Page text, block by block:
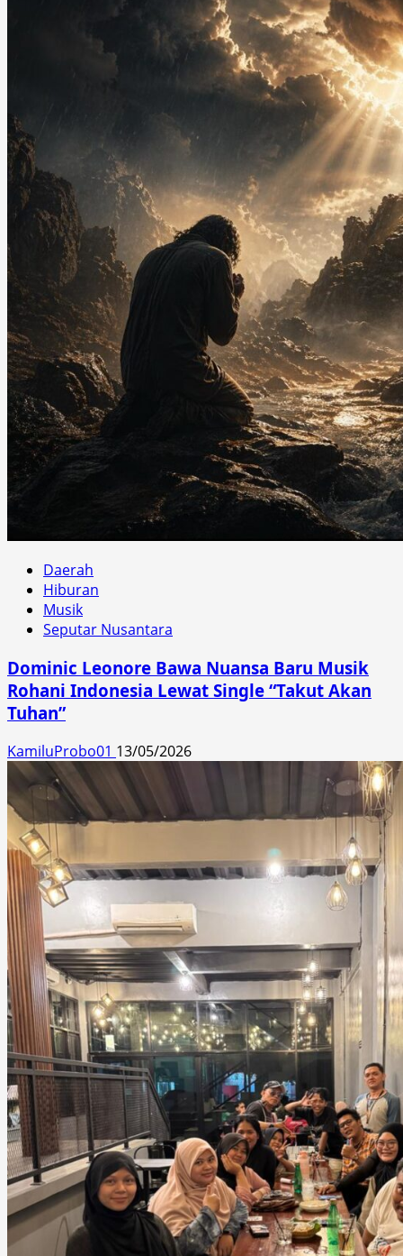
Daerah
Hiburan
Musik
Seputar Nusantara
Dominic Leonore Bawa Nuansa Baru Musik
Rohani Indonesia Lewat Single “Takut Akan
Tuhan”
KamiluProbo01 13/05/2026